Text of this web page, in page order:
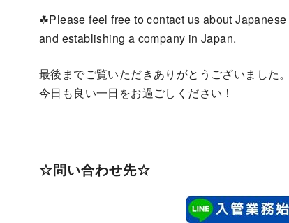
☘Please feel free to contact us about
and establishing a company in Japan.
最後までご覧いただきありがとうございました。
今日も良い一日をお過ごしください！
☆問い合わせ先☆